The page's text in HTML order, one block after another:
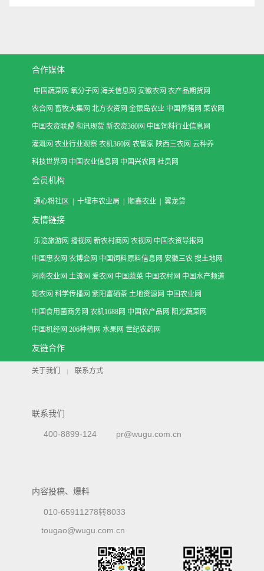
合作媒体
中国蔬菜网 氧分子网 海关信息网 安徽农网 农产品期货网
农合网 畜牧大集网 北方农资网 金银岛农业 中国养猪网 菜农网
中国农资联盟 和讯现货 新农资360网 中国饲料行业信息网
灌溉网 农业行业观察 农机360网 农管家 陕西三农网 云种养
科技世界网 中国农业信息网 中国兴农网 社员网
会员机构
通心粉社区 | 十堰市农业局 | 顺鑫农业 | 翼龙贷
友情链接
乐途旅游网 播视网 新农村商网 农视网 中国农资导报网
中国惠农网 农博会网 中国饲料原料信息网 安徽三农 搜土地网
河南农业网 土流网 爱农网 中国蔬菜 中国农村网 中国水产频道
知农网 科学传播网 紫阳富硒茶 土地资源网 中国农业网
中国食用菌商务网 农机1688网 中国农产品网 阳光蔬菜网
中国机经网 206种植网 水果网 世纪农药网
友链合作
关于我们 | 联系方式
联系我们
400-8899-124 pr@wugu.com.cn
内容投稿、爆料
010-65911278转8033
tougao@wugu.com.cn